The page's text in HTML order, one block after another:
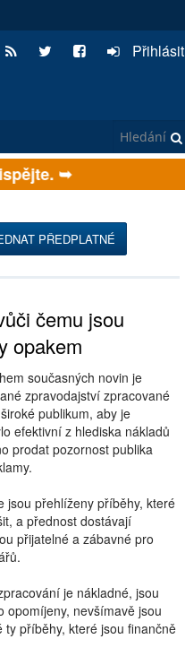
Přihlásit
➥
PŘEDPLATNÉ
čemu jsou
opakem
současných novin je
zpravodajství zpracované
publikum, aby je
efektivní z hlediska nákladů
prodat pozornost publika
jsou přehlíženy příběhy, které
a přednost dostávají
přijatelné a zábavné pro
je nákladné, jsou
opomíjeny, nevšímavě jsou
ty příběhy, které jsou finančně